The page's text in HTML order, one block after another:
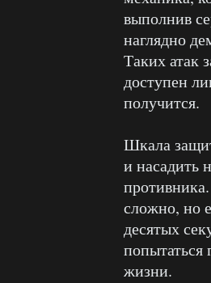
выполнив
наглядно
Таких атак
доступен
получится.
Шкала
и насадить
сложно, но
десятых
попытаться
жизни.